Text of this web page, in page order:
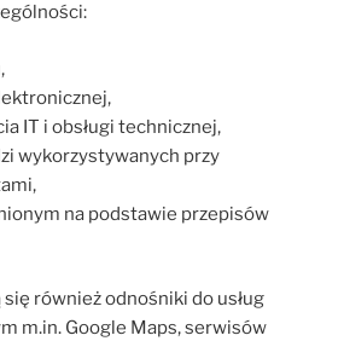
IT i obsługi technicznej,
wykorzystywanych przy
na podstawie przepisów
również odnośniki do usług
m.in. Google Maps, serwisów